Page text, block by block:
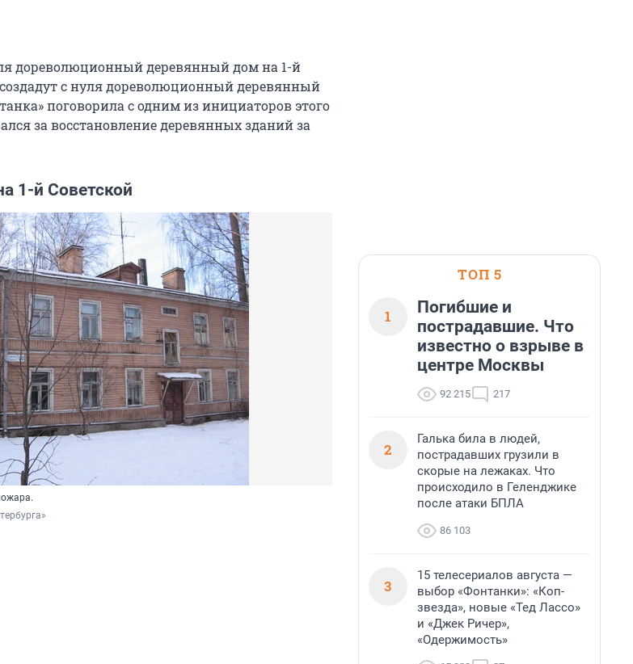
дореволюционный деревянный дом на 1-й
с нуля дореволюционный деревянный
поговорила с одним из инициаторов этого
за восстановление деревянных зданий за
1-й Советской
ТОП 5
1
Погибшие и
пострадавшие. Что
известно о взрыве в
центре Москвы
92 215 217
2
Галька била в людей,
пострадавших грузили в
скорые на лежаках. Что
происходило в Геленджике
после атаки БПЛА
86 103
3
15 телесериалов августа —
выбор «Фонтанки»: «Коп-
звезда», новые «Тед Лассо»
и «Джек Ричер»,
«Одержимость»